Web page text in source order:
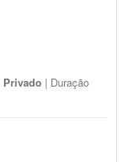
Privado | Duração